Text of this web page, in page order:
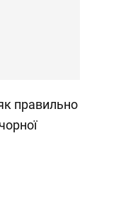
правильно